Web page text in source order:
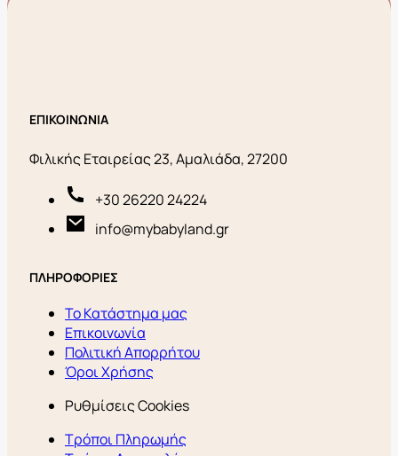
ΕΠΙΚΟΙΝΩΝΙΑ
Φιλικής Εταιρείας 23, Αμαλιάδα, 27200
+30 26220 24224
info@mybabyland.gr
ΠΛΗΡΟΦΟΡΙΕΣ
Το Κατάστημα μας
Επικοινωνία
Πολιτική Απορρήτου
Όροι Χρήσης
Ρυθμίσεις Cookies
Τρόποι Πληρωμής